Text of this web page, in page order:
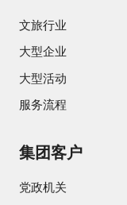
文旅行业
大型企业
大型活动
服务流程
集团客户
党政机关